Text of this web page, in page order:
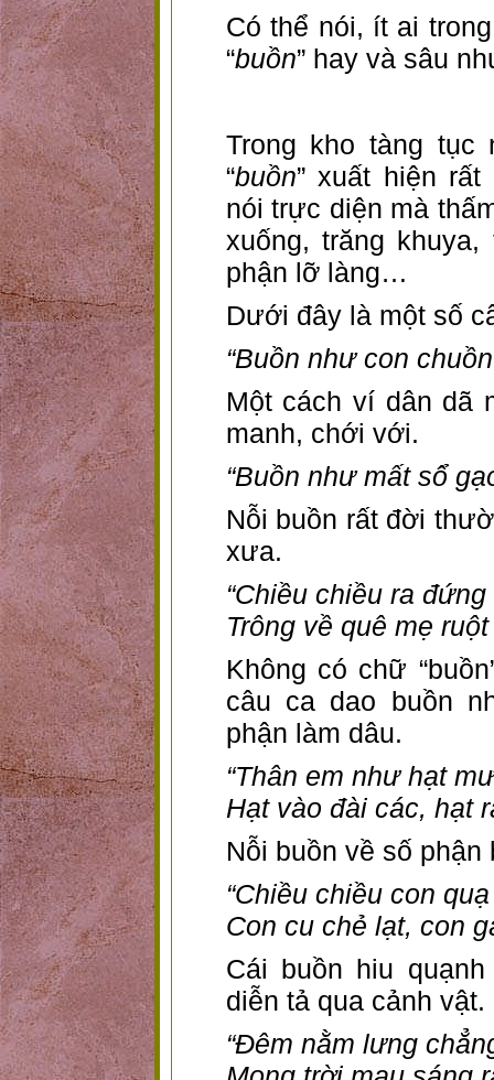
Có thể nói, ít ai
“buồn” hay và sâu
Trong kho tàng
“buồn” xuất hiện
nói trực diện mà
xuống, trăng
phận lỡ làng…
Dưới đây là một số
“Buồn như con
Một cách ví dân dã
manh, chới với.
“Buồn như mất sổ
Nỗi buồn rất đời
xưa.
“Chiều chiều ra
Trông về quê mẹ
Không có chữ
câu ca dao buồn
phận làm dâu.
“Thân em như hạt
Hạt vào đài các, hạt
Nỗi buồn về số
“Chiều chiều con
Con cu chẻ lạt, con
Cái buồn hiu
diễn tả qua cảnh vật.
“Đêm nằm lưng